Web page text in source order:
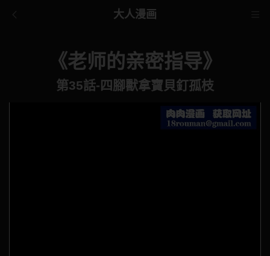
大人漫画
《老师的亲密指导》
第35話-四腳獸拿寶貝釘孤枝